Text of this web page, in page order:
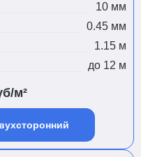
10 мм
0.45 мм
1.15 м
до 12 м
м²